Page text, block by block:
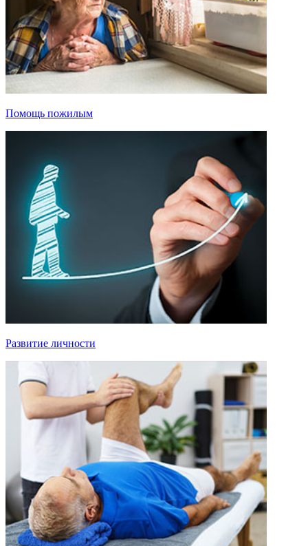
Помощь пожилым
Развитие личности